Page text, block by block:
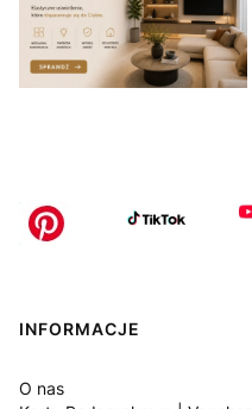
Linki w stopce
INFORMACJE
O nas